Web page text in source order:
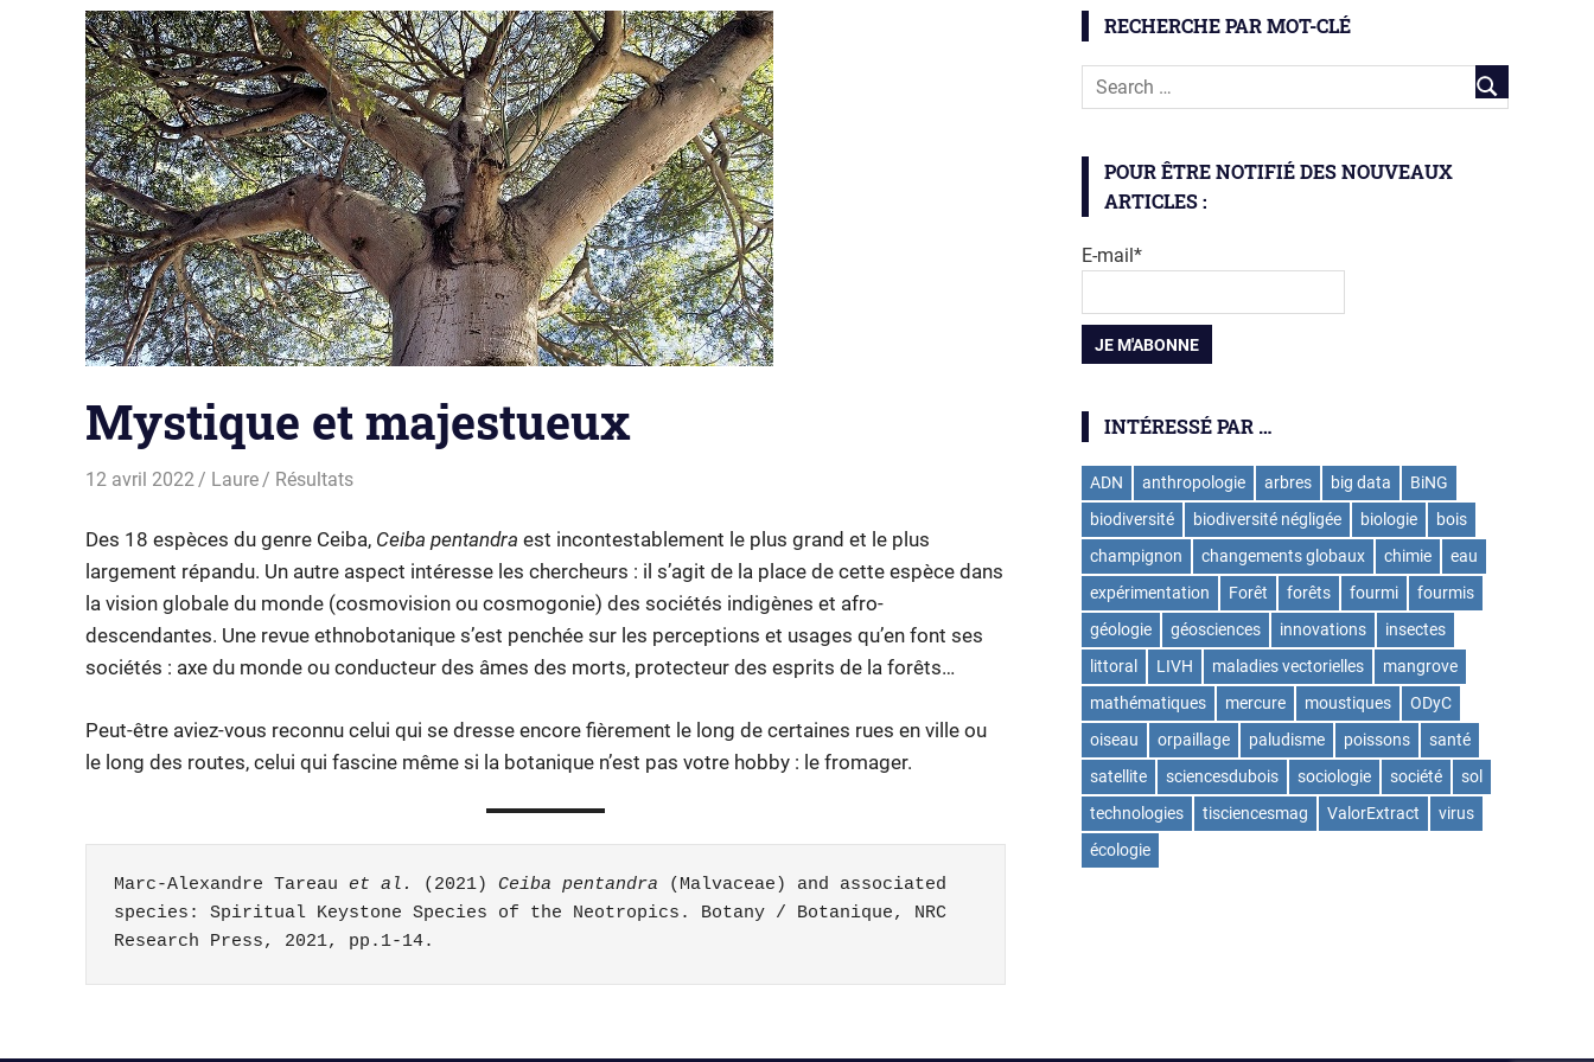
Mystique et majestueux
12 avril 2022 Laure Résultats
Des 18 espèces du genre Ceiba, Ceiba pentandra est incontestablement le plus grand et le plus
largement répandu. Un autre aspect intéresse les chercheurs : il s’agit de la place de cette espèce dans
la vision globale du monde (cosmovision ou cosmogonie) des sociétés indigènes et afro-
descendantes. Une revue ethnobotanique s’est penchée sur les perceptions et usages qu’en font ses
sociétés : axe du monde ou conducteur des âmes des morts, protecteur des esprits de la forêts…
Peut-être aviez-vous reconnu celui qui se dresse encore fièrement le long de certaines rues en ville ou
le long des routes, celui qui fascine même si la botanique n’est pas votre hobby : le fromager.
Marc-Alexandre Tareau et al. (2021) Ceiba pentandra (Malvaceae) and associated
species: Spiritual Keystone Species of the Neotropics. Botany / Botanique, NRC
Research Press, 2021, pp.1-14.
RECHERCHE PAR MOT-CLÉ
POUR ÊTRE NOTIFIÉ DES NOUVEAUX
ARTICLES :
E-mail*
INTÉRESSÉ PAR …
ADN anthropologie arbres big data
BiNG
biodiversité
biodiversité négligée biologie
bois
champignon
changements globaux chimie
eau
expérimentation
Forêt forêts fourmi
fourmis
géologie
géosciences innovations
insectes
littoral
LIVH maladies vectorielles
mangrove
mathématiques
mercure moustiques
ODyC
oiseau
orpaillage paludisme poissons
santé
satellite
sciencesdubois sociologie société
sol
technologies
tisciencesmag ValorExtract
virus
écologie